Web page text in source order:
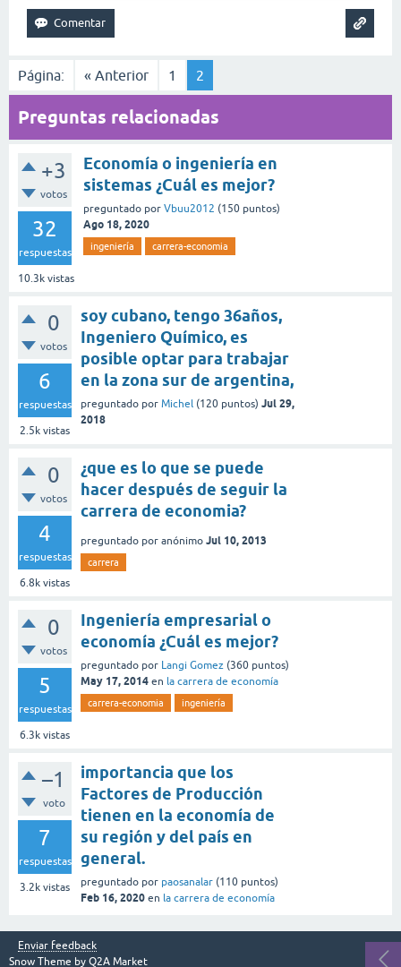
Página: « Anterior 1 2
Preguntas relacionadas
+3
votos
32
respuestas
10.3k vistas
Economía o ingeniería en
sistemas ¿Cuál es mejor?
preguntado por Vbuu2012 (150 puntos)
Ago 18, 2020
ingeniería carrera-economia
0
votos
6
respuestas
2.5k vistas
soy cubano, tengo 36años,
Ingeniero Químico, es
posible optar para trabajar
en la zona sur de argentina,
preguntado por Michel (120 puntos) Jul 29,
2018
0
votos
4
respuestas
6.8k vistas
¿que es lo que se puede
hacer después de seguir la
carrera de economia?
preguntado por anónimo Jul 10, 2013
carrera
0
votos
5
respuestas
6.3k vistas
Ingeniería empresarial o
economía ¿Cuál es mejor?
preguntado por Langi Gomez (360 puntos)
May 17, 2014 en la carrera de economía
carrera-economia ingeniería
–1
voto
7
respuestas
3.2k vistas
importancia que los
Factores de Producción
tienen en la economía de
su región y del país en
general.
preguntado por paosanalar (110 puntos)
Feb 16, 2020 en la carrera de economía
Enviar feedback
Snow Theme by Q2A Market